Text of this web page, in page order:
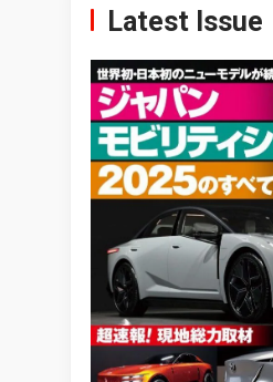
Latest Issue